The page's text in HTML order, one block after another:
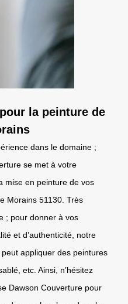
la peinture de
dans le domaine ;
se met à votre
mise en peinture de vos
Morains 51130. Très
; pour donner à vos
et d’authenticité, notre
appliquer des peintures
etc. Ainsi, n’hésitez
Dawson Couverture pour